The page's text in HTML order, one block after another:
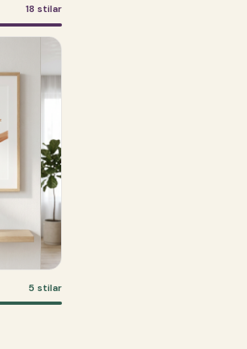
18 stilar
5 stilar